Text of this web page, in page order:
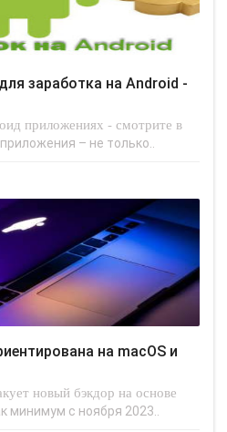
приложениях - смотрите в
– не только..
новый бэкдор на основе
минимум с ноября 2023..